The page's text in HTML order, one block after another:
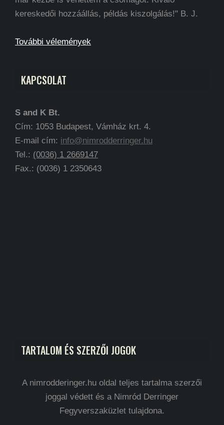
kereskedői hozzáállás, példás kiszolgálás!" B. J.
További vélemények
KAPCSOLAT
S and K Bt.
Cím: 1053 Budapest, Vámház krt. 4.
E-mail cím: info@nimrodderringer.hu
Tel.: (0036) 1 2669147
Fax.: (0036) 1 2350643
TARTALOM ÉS SZERZŐI JOGOK
A nimrodderinger.hu oldal teljes tartalma szerzői
joggal védett és a Nimród Derringer
Fegyverszaküzlet tulajdona.